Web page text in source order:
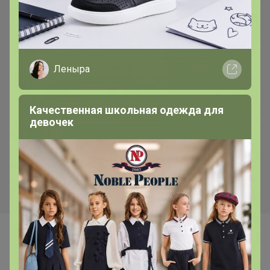
370р
Смесь Сырная для
приготовления хлебо-
булочных изделий (аналог
Боу де Кежо), 1 кг
силиконизацией Горница,
коричн/белая, рул
Самые желанные
Леныра
Качественная школьная одежда для
девочек